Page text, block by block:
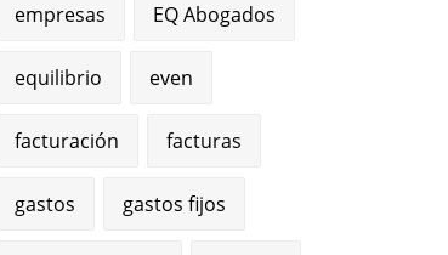
empresas EQ Abogados
equilibrio even
facturación facturas
gastos gastos fijos